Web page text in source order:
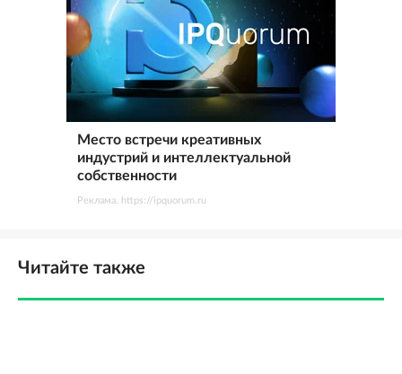
Место встречи креативных
индустрий и интеллектуальной
собственности
Реклама. https://ipquorum.ru
Читайте также